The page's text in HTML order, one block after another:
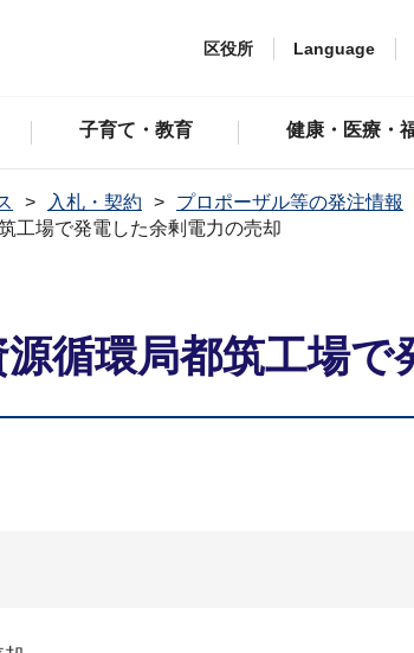
区役所 Language
子育て・教育 健康・医療・
入札・契約 プロポーザル等の発注情報
工場で発電した余剰電力の売却
源循環局都筑工場